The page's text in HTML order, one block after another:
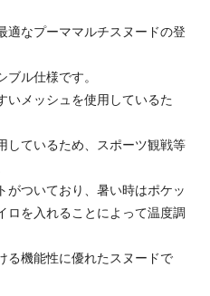
適なプーママルチスヌードの登
ル仕様です。
いメッシュを使用しているた
しているため、スポーツ観戦等
がついており、暑い時はポケッ
ロを入れることによって温度調
る機能性に優れたスヌードで